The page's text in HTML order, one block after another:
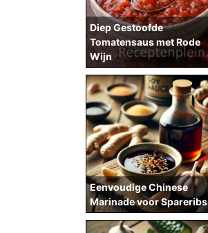
Diep Gestoofde
Tomatensaus met Rode
Wijn
Eenvoudige Chinese
Marinade voor Spareribs